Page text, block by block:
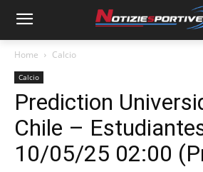
Home Calcio
Calcio
Prediction
Chile –
10/05/25 02:00